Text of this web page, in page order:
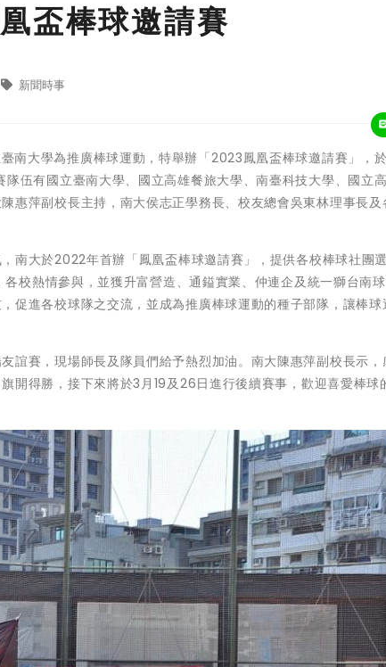
盃棒球邀請賽
新聞時事
南大學為推廣棒球運動，特舉辦「2023鳳凰盃棒球邀請賽」，
伍有國立臺南大學、國立高雄餐旅大學、南臺科技大學、國立
惠萍副校長主持，南大侯志正學務長、校友總會吳東林理事長
南大於2022年首辦「鳳凰盃棒球邀請賽」，提供各校棒球社團
校熱情參與，並獲升富營造、通鎰實業、仲連企及統一獅台南
促進各校球隊之交流，並成為推廣棒球運動的種子部隊，讓棒球
誼賽，現場師長及隊員們給予熱烈加油。南大陳惠萍副校長示，
開得勝，接下來將於3月19及26日進行後續賽事，歡迎喜愛棒球